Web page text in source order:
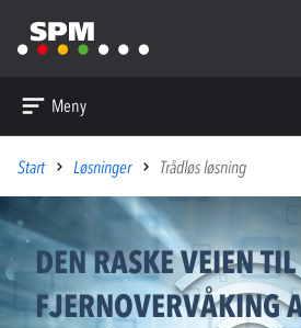
Meny
Start Løsninger Trådløs løsning
DEN RASKE VEIEN TIL
FJERNOVERVÅKING